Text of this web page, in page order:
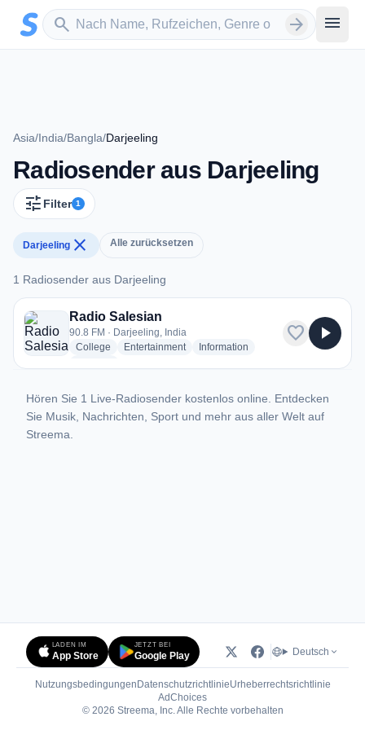
Zum Hauptinhalt springen
search
Sender suchen arrow_forward menu
Asia/India/Bangla/Darjeeling
Radiosender aus Darjeeling
tune Filter 1
Darjeeling close Alle zurücksetzen
1 Radiosender aus Darjeeling
1 Radiosender aus Darjeeling
Radio Salesian
90.8 FM · Darjeeling, India
College radio stations
Entertainmentradio stations
Information
favorite play_arrow
Hören Sie 1 Live-Radiosender kostenlos online. Entdecken
Sie Musik, Nachrichten, Sport und mehr aus aller Welt auf
Streema.
LADEN IM
App Store
JETZT BEI
Google Play Deutsch
Nutzungsbedingungen DatenschutzrichtlinieUrheberrechtsrichtlinie
AdChoices(öffnet in neuem Tab)
© 2026 Streema, Inc. Alle Rechte vorbehalten